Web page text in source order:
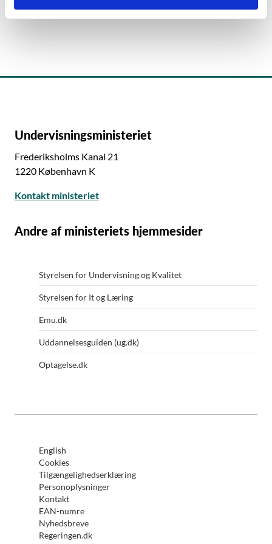
Gå til introduktionsguides til Uddannelsesstatistik.
Undervisningsministeriet
Frederiksholms Kanal 21
1220 København K
Kontakt ministeriet
Andre af ministeriets hjemmesider
Styrelsen for Undervisning og Kvalitet
Styrelsen for It og Læring
Emu.dk
Uddannelsesguiden (ug.dk)
Optagelse.dk
English
Cookies
Tilgængelighedserklæring
Personoplysninger
Kontakt
EAN-numre
Nyhedsbreve
Regeringen.dk